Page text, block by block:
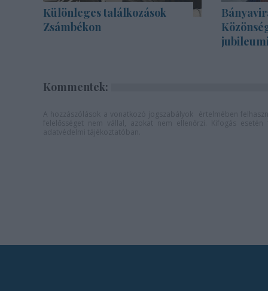
Különleges találkozások
Zsámbékon
Kommentek: